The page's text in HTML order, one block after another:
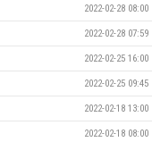
2022-02-28 08:00
2022-02-28 07:59
2022-02-25 16:00
2022-02-25 09:45
2022-02-18 13:00
2022-02-18 08:00